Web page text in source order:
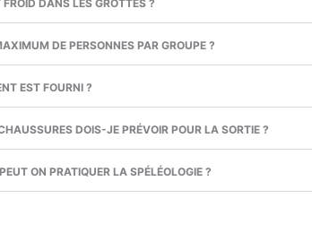
DANS LES GROTTES ?
DE PERSONNES PAR GROUPE ?
EST FOURNI ?
DOIS-JE PRÉVOIR POUR LA SORTIE ?
ON PRATIQUER LA SPÉLÉOLOGIE ?